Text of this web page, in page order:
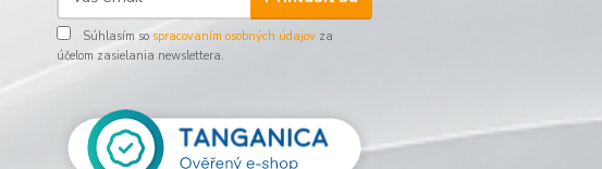
Súhlasím so spracovaním osobných údajov za
účelom zasielania newslettera.